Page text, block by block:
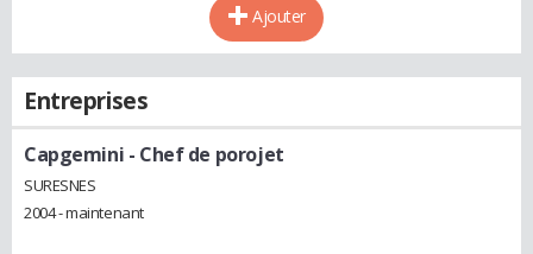
Ajouter
Entreprises
Capgemini - Chef de porojet
SURESNES
2004 - maintenant